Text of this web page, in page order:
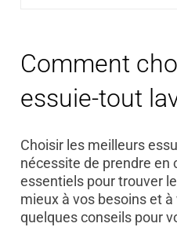
Comment
essuie-tout
Choisir les meilleurs
nécessite de prendre
essentiels pour trouver
mieux à vos besoins et
quelques conseils pour